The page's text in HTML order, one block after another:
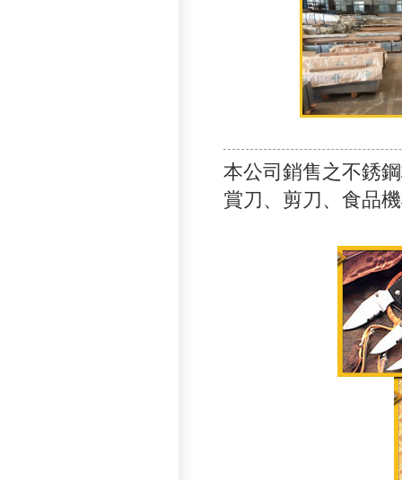
本公司銷售之不銹
賞刀、剪刀、食品